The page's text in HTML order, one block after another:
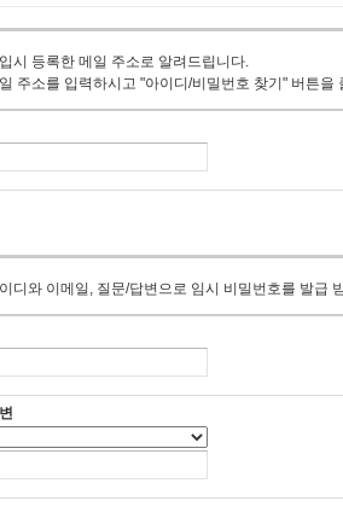
시 등록한 메일 주소로 알려드립니다.
주소를 입력하시고 "아이디/비밀번호 찾기" 버튼을
디와 이메일, 질문/답변으로 임시 비밀번호를 발급